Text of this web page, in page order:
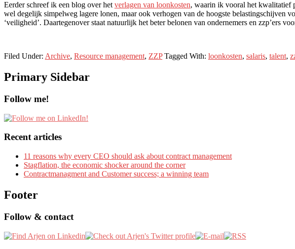
Eerder schreef ik een blog over het verlagen van loonkosten, waarin ik vooral het kwalitatief
wel degelijk simpelweg lagere lonen, maar ook verhogen van de hoogste belastingschijven
‘veiligheid’. Daartegenover staat natuurlijk het beter belonen van ondernemers en zzp’ers
Filed Under: Archive, Resource management, ZZP Tagged With: loonkosten, salaris, talent,
Primary Sidebar
Follow me!
Recent articles
11 reasons why every CEO should ask about contract management
Stagflation, the economic shocker around the corner
Contractmanagment and Customer success; a winning team
Footer
Follow & contact